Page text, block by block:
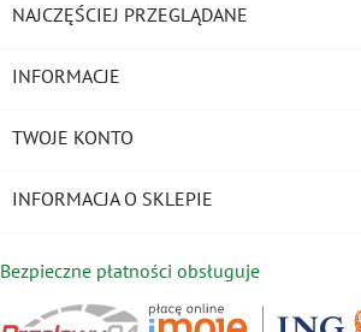
NAJCZĘŚCIEJ PRZEGLĄDANE
INFORMACJE
TWOJE KONTO
INFORMACJA O SKLEPIE
Bezpieczne płatności obsługuje